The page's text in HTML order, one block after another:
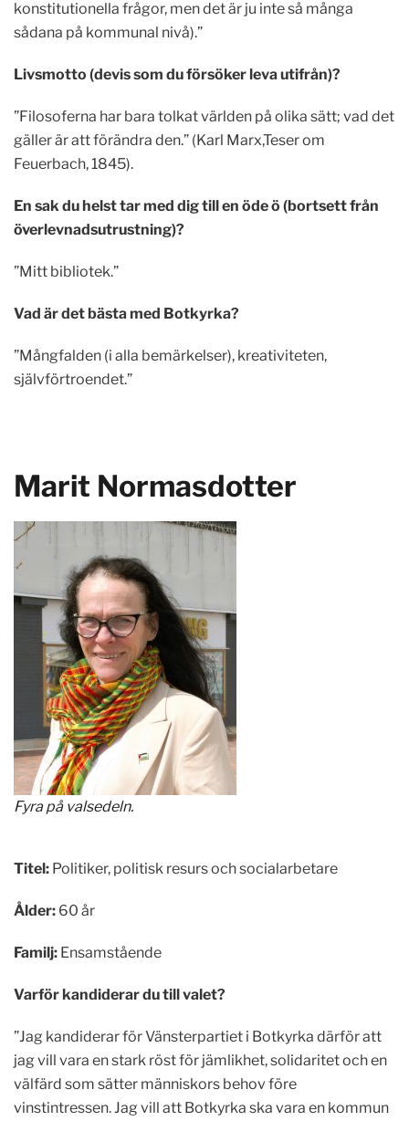
konstitutionella frågor, men det är ju inte så många
sådana på kommunal nivå).”
Livsmotto (devis som du försöker leva utifrån)?
”Filosoferna har bara tolkat världen på olika sätt; vad det
gäller är att förändra den.” (Karl Marx,Teser om
Feuerbach, 1845).
En sak du helst tar med dig till en öde ö (bortsett från
överlevnadsutrustning)?
”Mitt bibliotek.”
Vad är det bästa med Botkyrka?
”Mångfalden (i alla bemärkelser), kreativiteten,
självförtroendet.”
Marit Normasdotter
Fyra på valsedeln.
Titel: Politiker, politisk resurs och socialarbetare
Ålder: 60 år
Familj: Ensamstående
Varför kandiderar du till valet?
”Jag kandiderar för Vänsterpartiet i Botkyrka därför att
jag vill vara en stark röst för jämlikhet, solidaritet och en
välfärd som sätter människors behov före
vinstintressen. Jag vill att Botkyrka ska vara en kommun